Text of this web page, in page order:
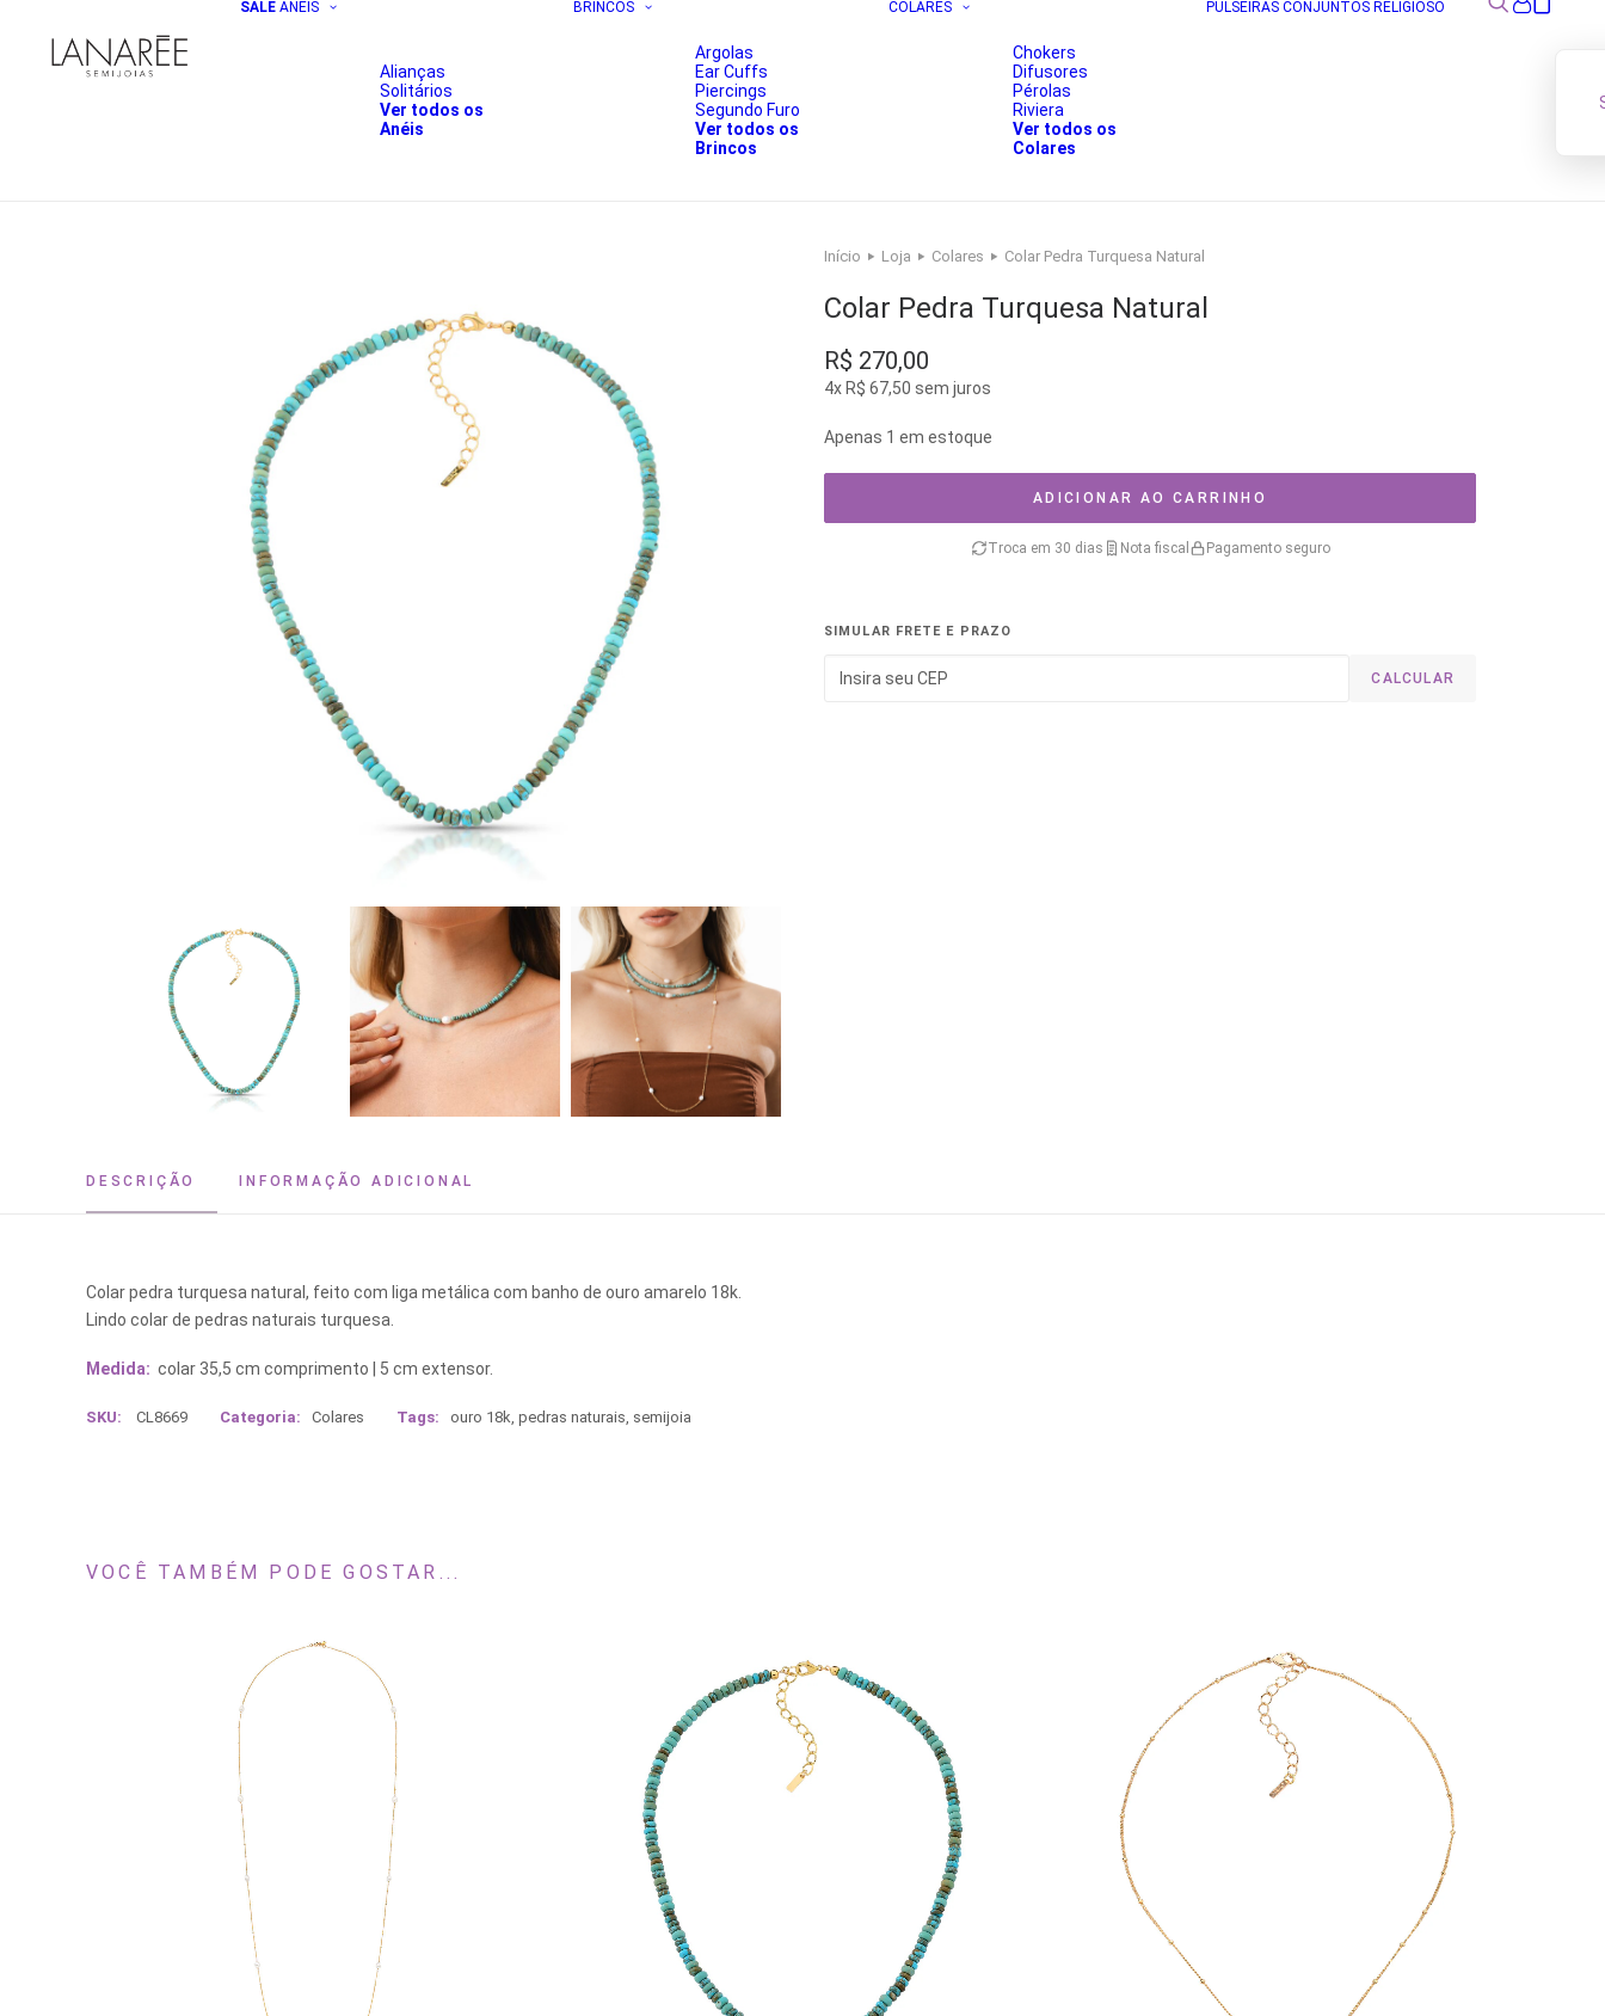
SALE ANÉIS
Alianças
Solitários
Ver todos os
Anéis
BRINCOS
Argolas
Ear Cuffs
Piercings
Segundo Furo
Ver todos os
Brincos
COLARES
Chokers
Difusores
Pérolas
Riviera
Ver todos os
Colares
PULSEIRAS CONJUNTOS RELIGIOSO
Início Loja Colares Colar Pedra Turquesa Natural
Colar Pedra Turquesa Natural
R$ 270,00
4x R$ 67,50 sem juros
Apenas 1 em estoque
ADICIONAR AO CARRINHO
Troca em 30 dias Nota fiscal Pagamento seguro
SIMULAR FRETE E PRAZO
CALCULAR
DESCRIÇÃO INFORMAÇÃO ADICIONAL
Colar pedra turquesa natural, feito com liga metálica com banho de ouro amarelo 18k.
Lindo colar de pedras naturais turquesa.
Medida: colar 35,5 cm comprimento | 5 cm extensor.
SKU: CL8669 Categoria: Colares Tags: ouro 18k, pedras naturais, semijoia
VOCÊ TAMBÉM PODE GOSTAR...